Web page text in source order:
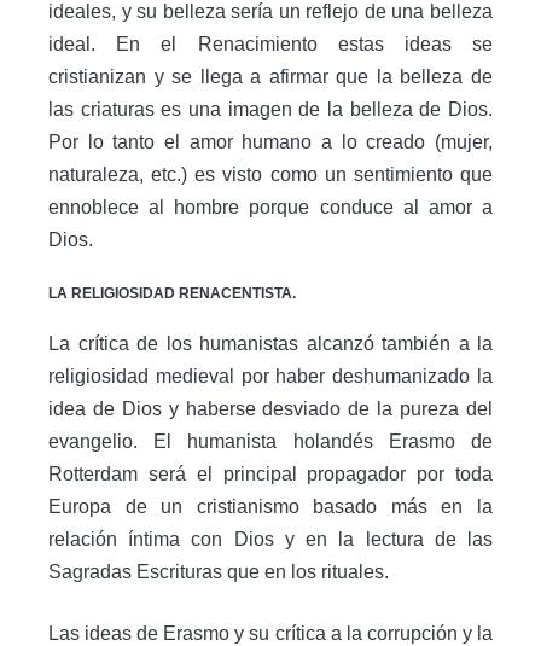
ideales, y su belleza sería un reflejo de una belleza
ideal. En el Renacimiento estas ideas se
cristianizan y se llega a afirmar que la belleza de
las criaturas es una imagen de la belleza de Dios.
Por lo tanto el amor humano a lo creado (mujer,
naturaleza, etc.) es visto como un sentimiento que
ennoblece al hombre porque conduce al amor a
Dios.
LA RELIGIOSIDAD RENACENTISTA.
La crítica de los humanistas alcanzó también a la
religiosidad medieval por haber deshumanizado la
idea de Dios y haberse desviado de la pureza del
evangelio. El humanista holandés Erasmo de
Rotterdam será el principal propagador por toda
Europa de un cristianismo basado más en la
relación íntima con Dios y en la lectura de las
Sagradas Escrituras que en los rituales.
Las ideas de Erasmo y su crítica a la corrupción y la